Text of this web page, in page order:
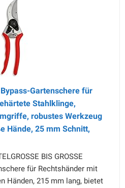
Gartenschere für
Stahlklinge,
robustes Werkzeug
Hände, 25 mm Schnitt,
BIS GROSSE
für Rechtshänder mit
Händen, 215 mm lang, bietet